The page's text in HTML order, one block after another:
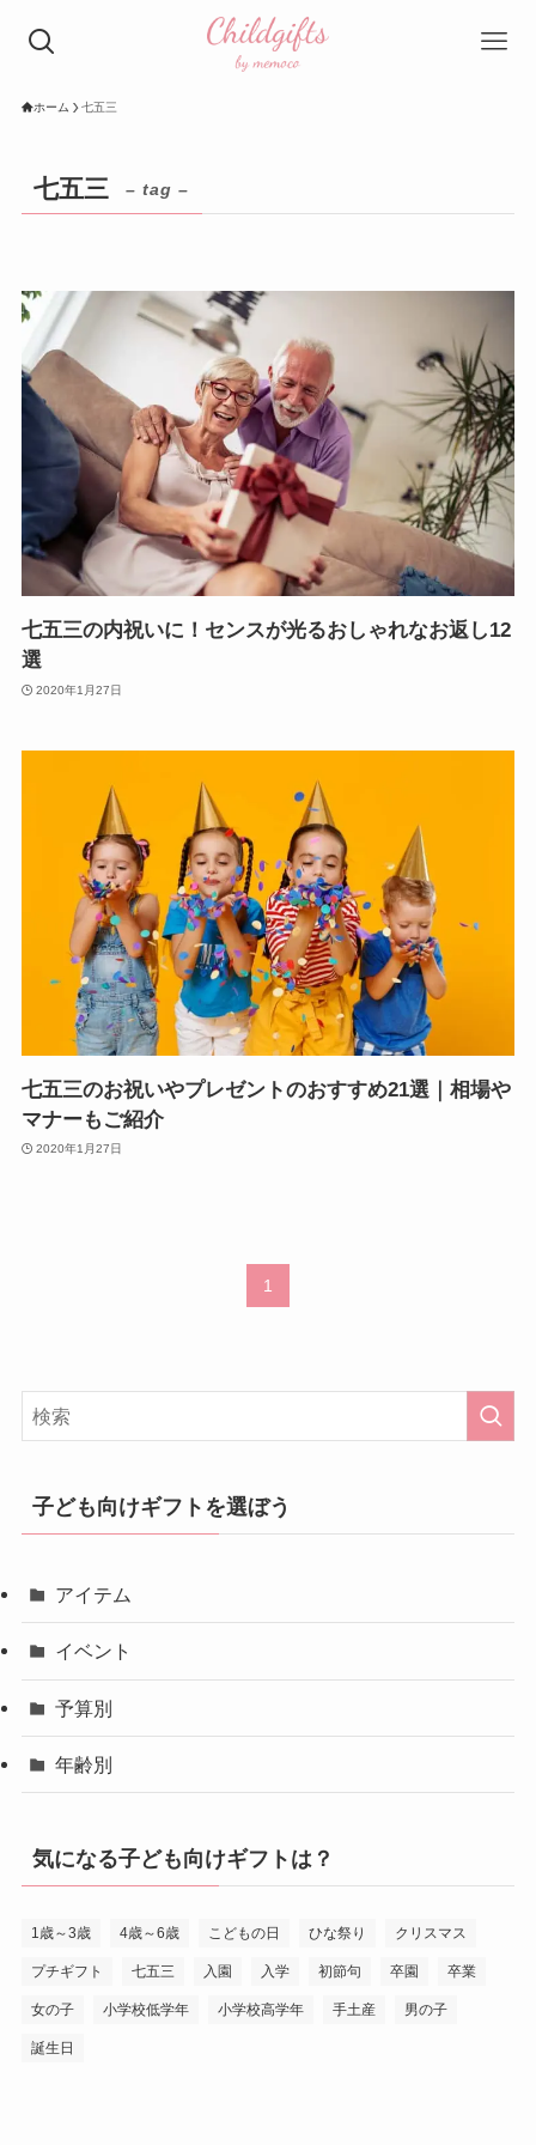
ホーム 七五三
七五三 – tag –
七五三の内祝いに！センスが光るおしゃれなお返し12
選
2020年1月27日
七五三のお祝いやプレゼントのおすすめ21選｜相場や
マナーもご紹介
2020年1月27日
1
子ども向けギフトを選ぼう
アイテム
イベント
予算別
年齢別
気になる子ども向けギフトは？
1歳～3歳 4歳～6歳 こどもの日 ひな祭り クリスマス
プチギフト 七五三 入園 入学 初節句 卒園 卒業
女の子 小学校低学年 小学校高学年 手土産 男の子
誕生日